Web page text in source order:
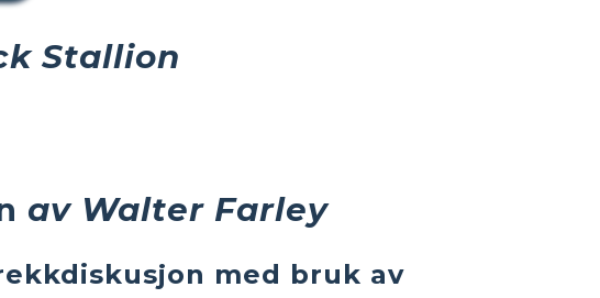
Stallion
av Walter Farley
med bruk av